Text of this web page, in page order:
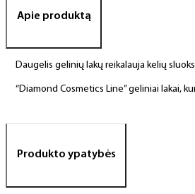
Apie produktą
Daugelis gelinių lakų reikalauja kelių
“Diamond Cosmetics Line” geliniai lakai,
Produkto ypatybės